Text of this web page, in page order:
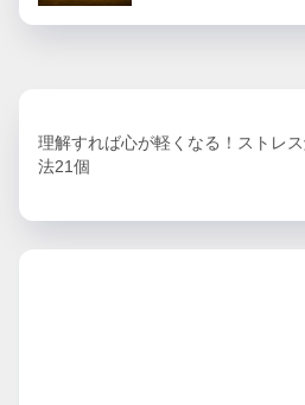
理解すれば心が軽くなる！ストレ
法21個